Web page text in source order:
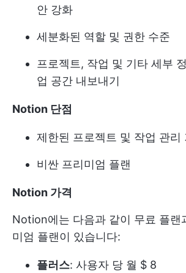
안 강화
세분화된 역할 및 권한 수준
프로젝트, 작업 및 기타 세부
업 공간 내보내기
Notion 단점
제한된 프로젝트 및 작업 관리
비싼 프리미엄 플랜
Notion 가격
Notion에는 다음과 같이 무료 플랜
미엄 플랜이 있습니다:
플러스: 사용자 당 월 $ 8